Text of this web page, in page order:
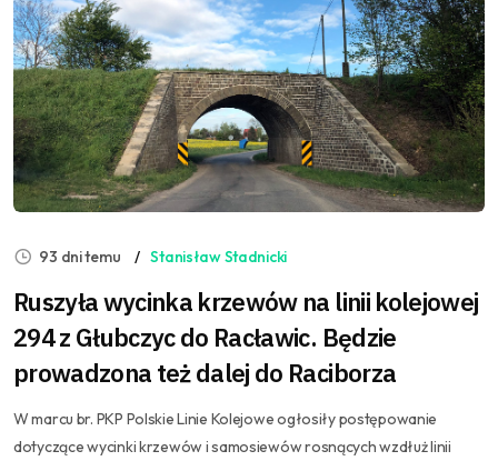
93 dni temu Stanisław Stadnicki
Ruszyła wycinka krzewów na linii kolejowej
294 z Głubczyc do Racławic. Będzie
prowadzona też dalej do Raciborza
W marcu br. PKP Polskie Linie Kolejowe ogłosiły postępowanie
dotyczące wycinki krzewów i samosiewów rosnących wzdłuż linii